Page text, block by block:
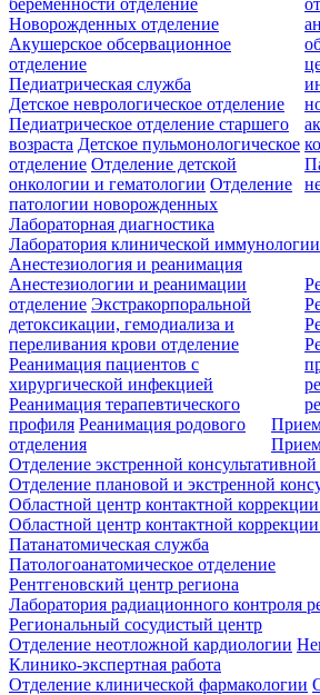
Новорожденных отделение
Акушерское обсервационное
отделение
Педиатрическая служба
Детское неврологическое отделение
Педиатрическое отделение старшего
возраста Детское пульмонологическое
отделение Отделение детской
онкологии и гематологии Отделение
патологии новорожденных
Лабораторная диагностика
Лаборатория клинической иммунологии
Анестезиология и реанимация
Анестезиологии и реанимации
отделение Экстракорпоральной
детоксикации, гемодиализа и
переливания крови отделение
Реанимация пациентов с
хирургической инфекцией
Реанимация терапевтического
профиля Реанимация родового
отделения
Отделение экстренной
Отделение плановой и экстренной
Областной центр контактной
Областной центр контактной
Патанатомическая служба
Патологоанатомическое отделение
Рентгеновский центр региона
Лаборатория радиационного контроля
Региональный сосудистый центр
Отделение неотложной кардиологии
Клинико-экспертная работа
Отделение клинической фармакологии